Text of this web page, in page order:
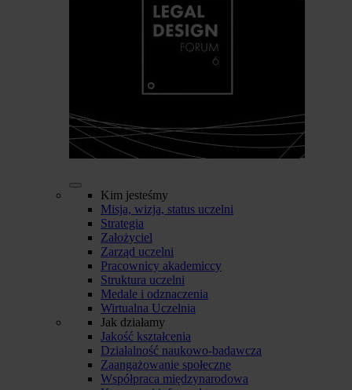
Kim jesteśmy
Misja, wizja, status uczelni
Strategia
Założyciel
Zarząd uczelni
Pracownicy akademiccy
Struktura uczelni
Medale i odznaczenia
Wirtualna Uczelnia
Jak działamy
Jakość kształcenia
Działalność naukowo-badawcza
Zaangażowanie społeczne
Współpraca międzynarodowa